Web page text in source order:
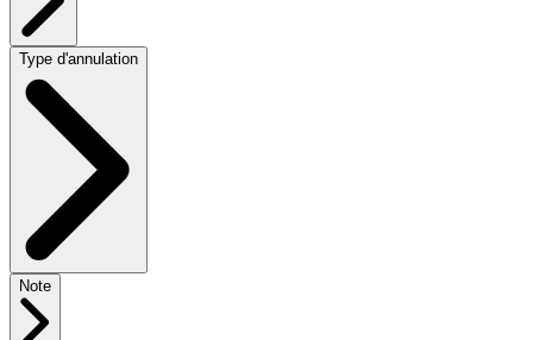
Type d'annulation
Note